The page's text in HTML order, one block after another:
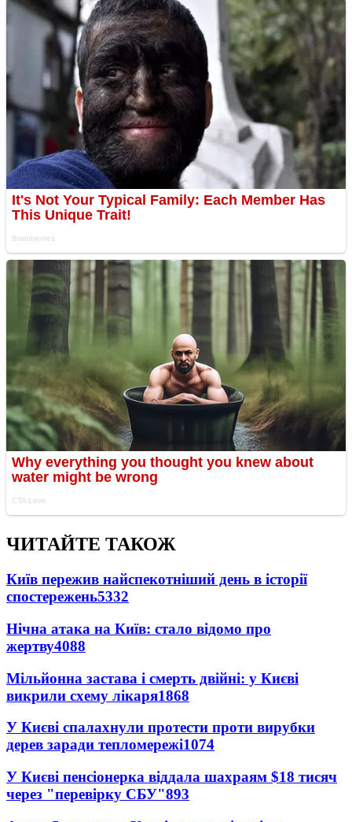
ЧИТАЙТЕ ТАКОЖ
Київ пережив найспекотніший день в історії
спостережень5332
Нічна атака на Київ: стало відомо про
жертву4088
Мільйонна застава і смерть двійні: у Києві
викрили схему лікаря1868
У Києві спалахнули протести проти вирубки
дерев заради тепломережі1074
У Києві пенсіонерка віддала шахраям $18 тисяч
через "перевірку СБУ"893